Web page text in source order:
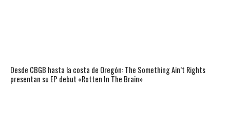
Desde CBGB hasta la costa de Oregón: The Something Ain’t Rights
presentan su EP debut «Rotten In The Brain»